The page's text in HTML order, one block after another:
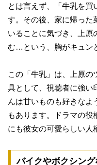
とは言えず、「牛乳を買
す。その後、家に帰った
いることに気づき、
上
む…という、胸がキュン
この「牛乳」は、上原の
具として、視聴者に強い
んは甘いものも好きなよ
もあります。ドラマの
にも彼女の可愛らしい人
バイクやボクシン